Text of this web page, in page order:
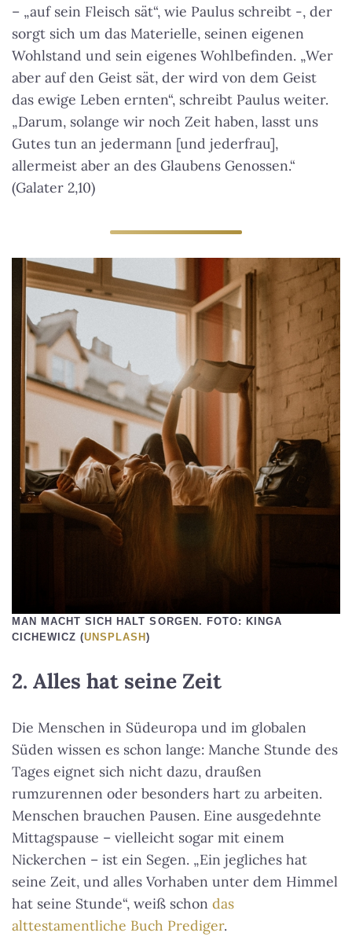
– „auf sein Fleisch sät“, wie Paulus schreibt -, der
sorgt sich um das Materielle, seinen eigenen
Wohlstand und sein eigenes Wohlbefinden. „Wer
aber auf den Geist sät, der wird von dem Geist
das ewige Leben ernten“, schreibt Paulus weiter.
„Darum, solange wir noch Zeit haben, lasst uns
Gutes tun an jedermann [und jederfrau],
allermeist aber an des Glaubens Genossen.“
(Galater 2,10)
MAN MACHT SICH HALT SORGEN. FOTO: KINGA
CICHEWICZ (UNSPLASH)
2. Alles hat seine Zeit
Die Menschen in Südeuropa und im globalen
Süden wissen es schon lange: Manche Stunde des
Tages eignet sich nicht dazu, draußen
rumzurennen oder besonders hart zu arbeiten.
Menschen brauchen Pausen. Eine ausgedehnte
Mittagspause – vielleicht sogar mit einem
Nickerchen – ist ein Segen. „Ein jegliches hat
seine Zeit, und alles Vorhaben unter dem Himmel
hat seine Stunde“, weiß schon das
alttestamentliche Buch Prediger.